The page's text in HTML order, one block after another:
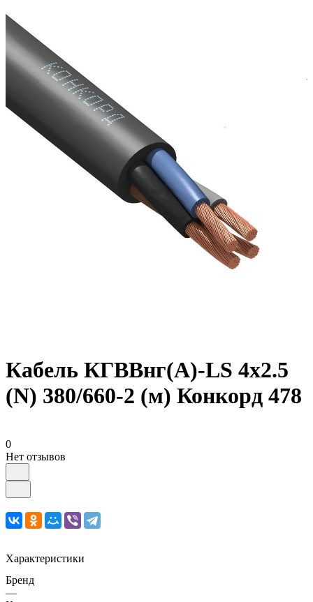
Кабель КГВВнг(А)-LS 4х2.5
(N) 380/660-2 (м) Конкорд 478
0
Нет отзывов
Характеристики
Бренд
—